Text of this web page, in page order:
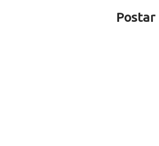
Postar